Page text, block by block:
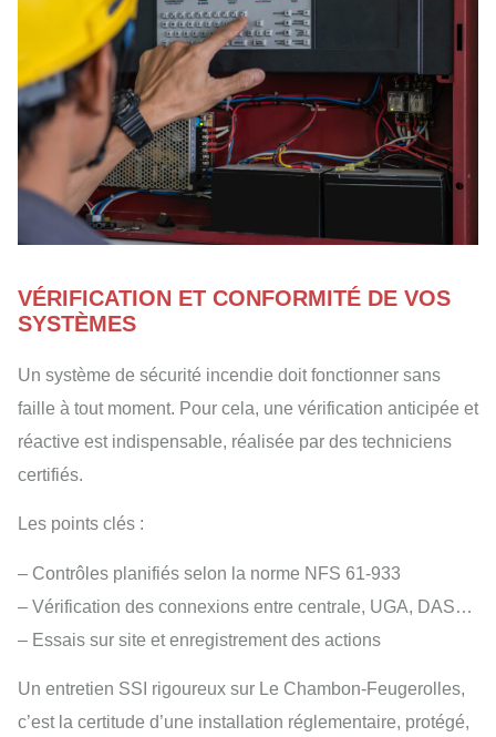
VÉRIFICATION ET CONFORMITÉ DE VOS
SYSTÈMES
Un système de sécurité incendie doit fonctionner sans
faille à tout moment. Pour cela, une vérification anticipée et
réactive est indispensable, réalisée par des techniciens
certifiés.
Les points clés :
– Contrôles planifiés selon la norme NFS 61-933
– Vérification des connexions entre centrale, UGA, DAS…
– Essais sur site et enregistrement des actions
Un entretien SSI rigoureux sur Le Chambon-Feugerolles,
c’est la certitude d’une installation réglementaire, protégé,